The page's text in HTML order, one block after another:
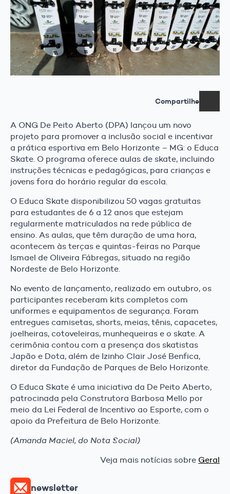
Compartilhe
A ONG De Peito Aberto (DPA) lançou um novo
projeto para promover a inclusão social e incentivar
a prática esportiva em Belo Horizonte – MG: o Educa
Skate. O programa oferece aulas de skate, incluindo
instruções técnicas e pedagógicas, para crianças e
jovens fora do horário regular da escola.
O Educa Skate disponibilizou 50 vagas gratuitas
para estudantes de 6 a 12 anos que estejam
regularmente matriculados na rede pública de
ensino. As aulas, que têm duração de uma hora,
acontecem às terças e quintas-feiras no Parque
Ismael de Oliveira Fábregas, situado na região
Nordeste de Belo Horizonte.
No evento de lançamento, realizado em outubro, os
participantes receberam kits completos com
uniformes e equipamentos de segurança. Foram
entregues camisetas, shorts, meias, tênis, capacetes,
joelheiras, cotoveleiras, munhequeiras e o skate. A
cerimônia contou com a presença dos skatistas
Japão e Dota, além de Izinho Clair José Benfica,
diretor da Fundação de Parques de Belo Horizonte.
O Educa Skate é uma iniciativa da De Peito Aberto,
patrocinada pela Construtora Barbosa Mello por
meio da Lei Federal de Incentivo ao Esporte, com o
apoio da Prefeitura de Belo Horizonte.
(Amanda Maciel, do Nota Social)
Veja mais notícias sobre Geral
newsletter